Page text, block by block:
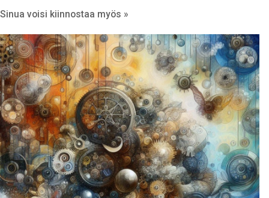
Sinua voisi kiinnostaa myös »